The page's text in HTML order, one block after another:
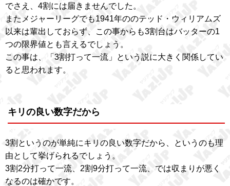
でさえ、4割には届きませんでした。
またメジャーリーグでも1941年ののテッド・ウィリアムズ
以来は輩出しておらず、この事からも3割台はバッターの1
つの限界値とも言えるでしょう。
この事は、「3割打って一流」という説に大きく関係してい
ると思われます。
キリの良い数字だから
3割というのが単純にキリの良い数字だから、というのも理
由として挙げられるでしょう。
3割2分打って一流、2割9分打って一流、では収まりが悪く
なるのは確かです。